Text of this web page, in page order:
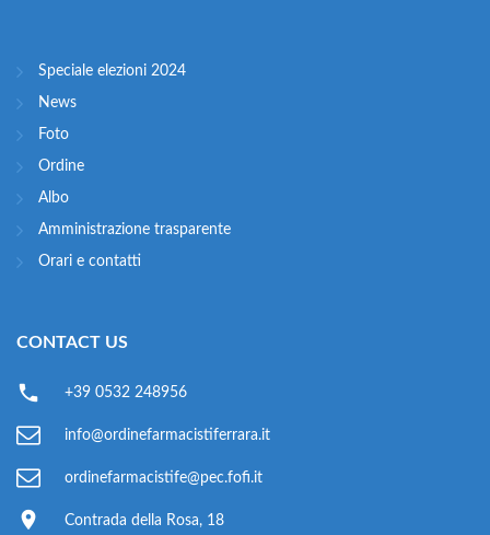
Speciale elezioni 2024
News
Foto
Ordine
Albo
Amministrazione trasparente
Orari e contatti
CONTACT US
+39 0532 248956
info@ordinefarmacistiferrara.it
ordinefarmacistife@pec.fofi.it
Contrada della Rosa, 18